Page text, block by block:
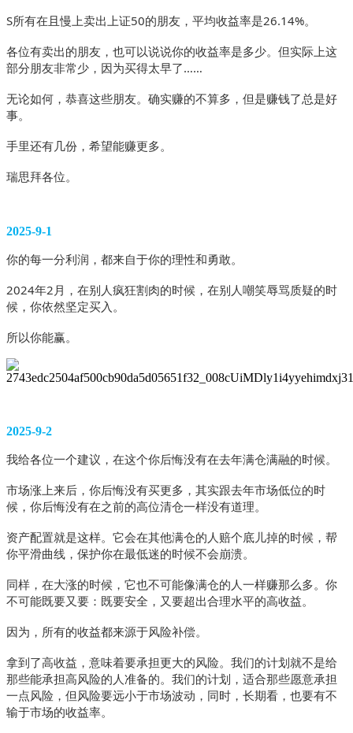
S所有在且慢上卖出上证50的朋友，平均收益率是26.14%。
各位有卖出的朋友，也可以说说你的收益率是多少。但实际上这
部分朋友非常少，因为买得太早了……
无论如何，恭喜这些朋友。确实赚的不算多，但是赚钱了总是好
事。
手里还有几份，希望能赚更多。
瑞思拜各位。
2025-9-1
你的每一分利润，都来自于你的理性和勇敢。
2024年2月，在别人疯狂割肉的时候，在别人嘲笑辱骂质疑的时
候，你依然坚定买入。
所以你能赢。
2025-9-2
我给各位一个建议，在这个你后悔没有在去年满仓满融的时候。
市场涨上来后，你后悔没有买更多，其实跟去年市场低位的时
候，你后悔没有在之前的高位清仓一样没有道理。
资产配置就是这样。它会在其他满仓的人赔个底儿掉的时候，帮
你平滑曲线，保护你在最低迷的时候不会崩溃。
同样，在大涨的时候，它也不可能像满仓的人一样赚那么多。你
不可能既要又要：既要安全，又要超出合理水平的高收益。
因为，所有的收益都来源于风险补偿。
拿到了高收益，意味着要承担更大的风险。我们的计划就不是给
那些能承担高风险的人准备的。我们的计划，适合那些愿意承担
一点风险，但风险要远小于市场波动，同时，长期看，也要有不
输于市场的收益率。